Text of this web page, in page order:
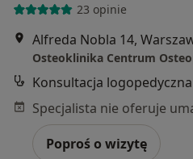
23 opinie
Alfreda Nobla 14,
Osteoklinika Centrum
Konsultacja
Poproś o wizytę